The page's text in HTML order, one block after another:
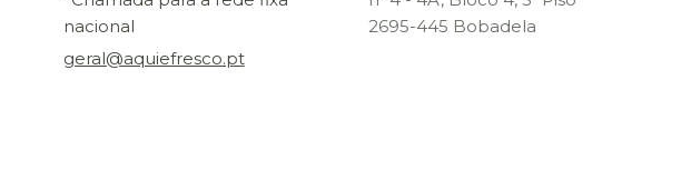
nacional
geral@aquiefresco.pt
2695-445 Bobadela